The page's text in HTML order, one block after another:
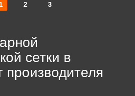
1 2 3
сетки в
производителя